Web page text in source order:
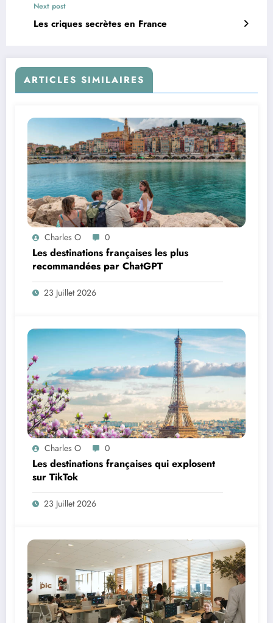
Next post
Les criques secrètes en France
ARTICLES SIMILAIRES
Charles O 0
Les destinations françaises les plus
recommandées par ChatGPT
23 Juillet 2026
Charles O 0
Les destinations françaises qui explosent
sur TikTok
23 Juillet 2026